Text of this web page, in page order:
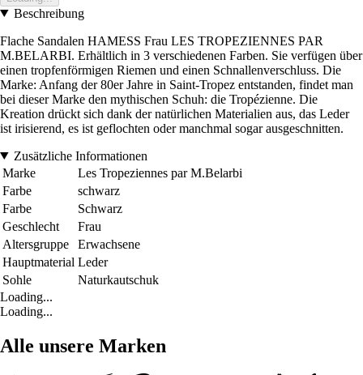
Beschreibung
Flache Sandalen HAMESS Frau LES TROPEZIENNES PAR
M.BELARBI. Erhältlich in 3 verschiedenen Farben. Sie verfügen über
einen tropfenförmigen Riemen und einen Schnallenverschluss. Die
Marke: Anfang der 80er Jahre in Saint-Tropez entstanden, findet man
bei dieser Marke den mythischen Schuh: die Tropézienne. Die
Kreation drückt sich dank der natürlichen Materialien aus, das Leder
ist irisierend, es ist geflochten oder manchmal sogar ausgeschnitten.
Zusätzliche Informationen
Marke
Les Tropeziennes par M.Belarbi
Farbe
schwarz
Farbe
Schwarz
Geschlecht
Frau
Altersgruppe
Erwachsene
Hauptmaterial Leder
Sohle
Naturkautschuk
Loading...
Loading...
Alle unsere Marken